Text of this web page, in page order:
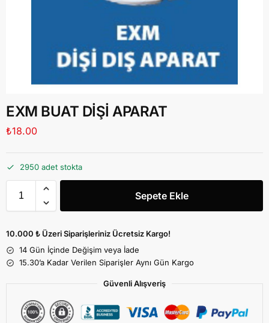
EXM BUAT DİŞİ APARAT
₺18.00
2950 adet stokta
Sepete Ekle
10.000 ₺ Üzeri Siparişleriniz Ücretsiz Kargo!
14 Gün İçinde Değişim veya İade
15.30’a Kadar Verilen Siparişler Aynı Gün Kargo
Güvenli Alışveriş